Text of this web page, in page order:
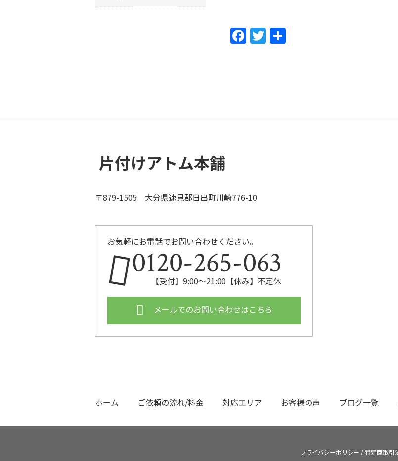
F
o
T
片付けアトム本舗
〒879-1505 大分県速見郡日出町川崎776-10
お気軽にお電話でお問い合わせください。
0120-265-063
【受付】9:00〜21:00【休み】不定休
メールでのお問い合わせはこちら
ホーム ご依頼の流れ/料金 対応エリア お客様の声 ブログ一覧
プライバシーポリシー /特定商取引